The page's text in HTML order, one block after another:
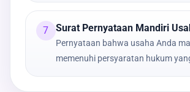
7 Surat Pernyataan Mandiri
Pernyataan bahwa usaha Anda
memenuhi persyaratan hukum